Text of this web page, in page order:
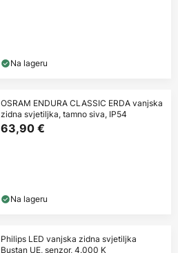
Na lageru
OSRAM ENDURA CLASSIC ERDA vanjska
zidna svjetiljka, tamno siva, IP54
63,90 €
Na lageru
Philips LED vanjska zidna svjetiljka
Bustan UE, senzor, 4.000 K